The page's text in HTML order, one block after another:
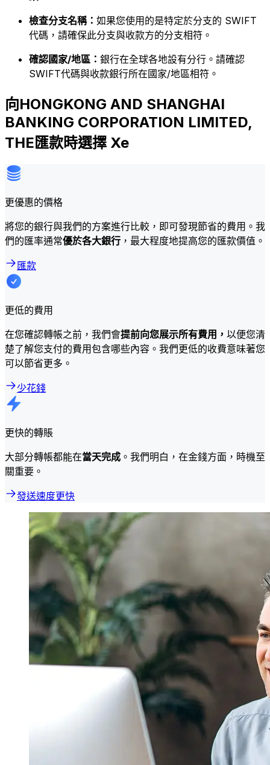
檢查分支名稱： 如果您使用的是特定於分支的 SWIFT
代碼，請確保此分支與收款方的分支相符。
確認國家/地區： 銀行在全球各地設有分行。請確認
SWIFT代碼與收款銀行所在國家/地區相符。
向HONGKONG AND SHANGHAI
BANKING CORPORATION LIMITED,
THE匯款時選擇 Xe
更優惠的價格
將您的銀行與我們的方案進行比較，即可發現節省的費用。我
們的匯率通常優於各大銀行 ，最大程度地提高您的匯款價值。
匯款
更低的費用
在您確認轉帳之前，我們會提前向您展示所有費用， 以便您清
楚了解您支付的費用包含哪些內容。我們更低的收費意味著您
可以節省更多。
少花錢
更快的轉賬
大部分轉帳都能在當天完成 。我們明白，在金錢方面，時機至
關重要。
發送速度更快